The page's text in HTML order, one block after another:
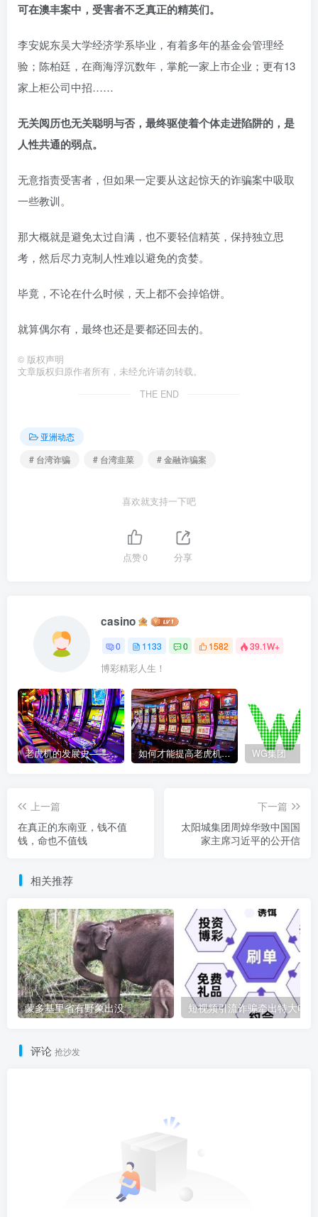
可在澳丰案中，受害者不乏真正的精英们。
李安妮东吴大学经济学系毕业，有着多年的基金会管理经
验；陈柏廷，在商海浮沉数年，掌舵一家上市企业；更有13
家上柜公司中招……
无关阅历也无关聪明与否，最终驱使着个体走进陷阱的，是
人性共通的弱点。
无意指责受害者，但如果一定要从这起惊天的诈骗案中吸取
一些教训。
那大概就是避免太过自满，也不要轻信精英，保持独立思
考，然后尽力克制人性难以避免的贪婪。
毕竟，不论在什么时候，天上都不会掉馅饼。
就算偶尔有，最终也还是要都还回去的。
© 版权声明
文章版权归原作者所有，未经允许请勿转载。
THE END
亚洲动态
# 台湾诈骗
# 台湾韭菜 # 金融诈骗案
喜欢就支持一下吧
点赞0 分享
casino
0 1133 0 1582 39.1W+
博彩精彩人生！
老虎机的发展史——赌场中最受欢迎游戏的演变历程 如何才能提高老虎机获胜的几率？ WG集团
上一篇
在真正的东南亚，钱不值
钱，命也不值钱
下一篇
太阳城集团周焯华致中国国
家主席习近平的公开信
相关推荐
蒙多基里省有野象出没
评论 抢沙发